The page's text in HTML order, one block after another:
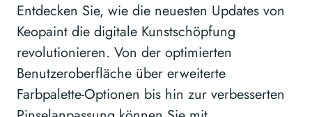
Entdecken Sie, wie die neuesten Updates von
Keopaint die digitale Kunstschöpfung
revolutionieren. Von der optimierten
Benutzeroberfläche über erweiterte
Farbpalette-Optionen bis hin zur verbesserten